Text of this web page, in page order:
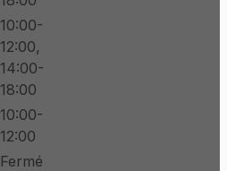
10:00-
12:00,
14:00-
18:00
10:00-
12:00
Fermé